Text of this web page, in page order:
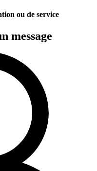
ou de service
message